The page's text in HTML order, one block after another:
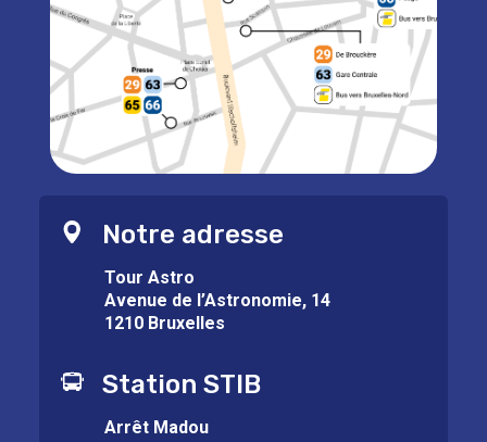
Notre adresse
Tour Astro
Avenue de l’Astronomie, 14
1210 Bruxelles
Station STIB
Arrêt Madou